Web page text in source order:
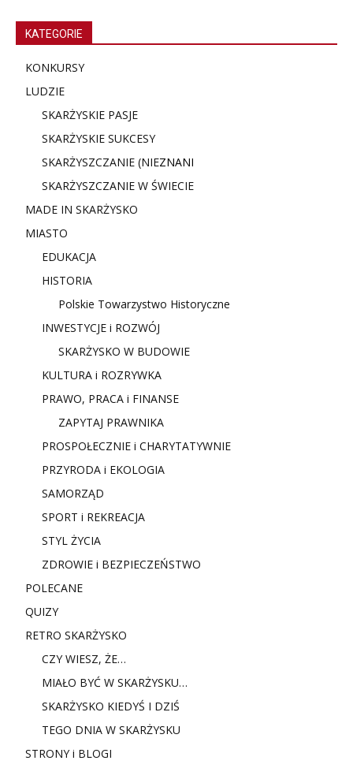
KATEGORIE
KONKURSY
LUDZIE
SKARŻYSKIE PASJE
SKARŻYSKIE SUKCESY
SKARŻYSZCZANIE (NIEZNANI
SKARŻYSZCZANIE W ŚWIECIE
MADE IN SKARŻYSKO
MIASTO
EDUKACJA
HISTORIA
Polskie Towarzystwo Historyczne
INWESTYCJE i ROZWÓJ
SKARŻYSKO W BUDOWIE
KULTURA i ROZRYWKA
PRAWO, PRACA i FINANSE
ZAPYTAJ PRAWNIKA
PROSPOŁECZNIE i CHARYTATYWNIE
PRZYRODA i EKOLOGIA
SAMORZĄD
SPORT i REKREACJA
STYL ŻYCIA
ZDROWIE i BEZPIECZEŃSTWO
POLECANE
QUIZY
RETRO SKARŻYSKO
CZY WIESZ, ŻE…
MIAŁO BYĆ W SKARŻYSKU…
SKARŻYSKO KIEDYŚ I DZIŚ
TEGO DNIA W SKARŻYSKU
STRONY i BLOGI